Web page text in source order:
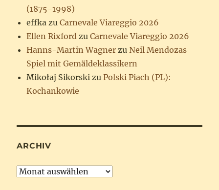
(1875-1998)
effka zuCarnevale Viareggio 2026
Ellen Rixford zuCarnevale Viareggio 2026
Hanns-Martin Wagner zuNeil Mendozas
Spiel mit Gemäldeklassikern
Mikołaj Sikorski zuPolski Piach (PL):
Kochankowie
ARCHIV
Archiv